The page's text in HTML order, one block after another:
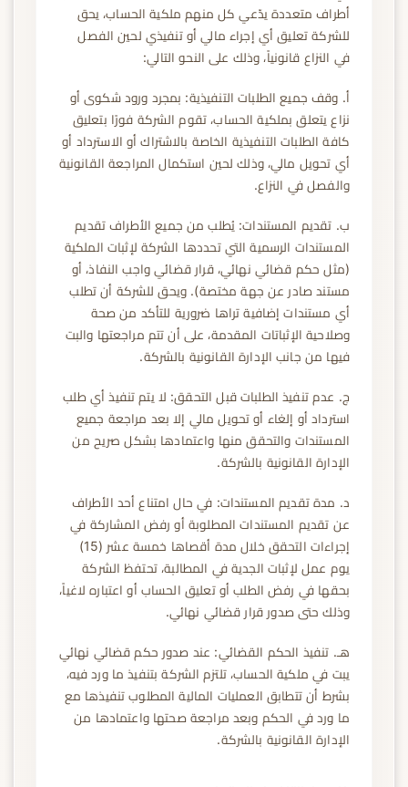
أطراف متعددة يدّعي كل منهم ملكية الحساب، يحق
للشركة تعليق أي إجراء مالي أو تنفيذي لحين الفصل
في النزاع قانونياً، وذلك على النحو التالي:
أ. وقف جميع الطلبات التنفيذية: بمجرد ورود شكوى أو
نزاع يتعلق بملكية الحساب، تقوم الشركة فورًا بتعليق
كافة الطلبات التنفيذية الخاصة بالاشتراك أو الاسترداد أو
أي تحويل مالي، وذلك لحين استكمال المراجعة القانونية
والفصل في النزاع.
ب. تقديم المستندات: يُطلب من جميع الأطراف تقديم
المستندات الرسمية التي تحددها الشركة لإثبات الملكية
(مثل حكم قضائي نهائي، قرار قضائي واجب النفاذ، أو
مستند صادر عن جهة مختصة). ويحق للشركة أن تطلب
أي مستندات إضافية تراها ضرورية للتأكد من صحة
وصلاحية الإثباتات المقدمة، على أن تتم مراجعتها والبت
فيها من جانب الإدارة القانونية بالشركة.
ج. عدم تنفيذ الطلبات قبل التحقق: لا يتم تنفيذ أي طلب
استرداد أو إلغاء أو تحويل مالي إلا بعد مراجعة جميع
المستندات والتحقق منها واعتمادها بشكل صريح من
الإدارة القانونية بالشركة.
د. مدة تقديم المستندات: في حال امتناع أحد الأطراف
عن تقديم المستندات المطلوبة أو رفض المشاركة في
إجراءات التحقق خلال مدة أقصاها خمسة عشر (15)
يوم عمل لإثبات الجدية في المطالبة، تحتفظ الشركة
بحقها في رفض الطلب أو تعليق الحساب أو اعتباره لاغياً،
وذلك حتى صدور قرار قضائي نهائي.
هـ. تنفيذ الحكم القضائي: عند صدور حكم قضائي نهائي
يبت في ملكية الحساب، تلتزم الشركة بتنفيذ ما ورد فيه،
بشرط أن تتطابق العمليات المالية المطلوب تنفيذها مع
ما ورد في الحكم وبعد مراجعة صحتها واعتمادها من
الإدارة القانونية بالشركة.